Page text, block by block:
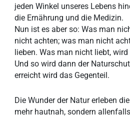
jeden Winkel unseres Lebens
die Ernährung und die Medizin.
Nun ist es aber so: Was man
nicht achten; was man nicht
lieben. Was man nicht liebt,
Und so wird dann der
erreicht wird das Gegenteil.
Die Wunder der Natur erleben
mehr hautnah, sondern